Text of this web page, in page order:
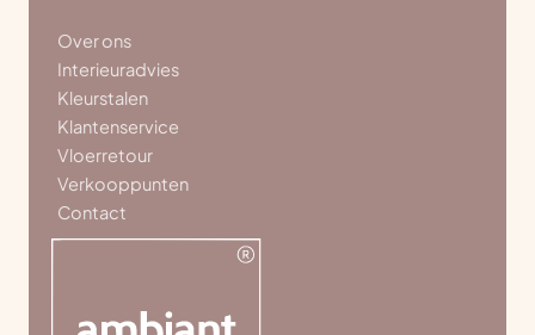
Over ons
Interieuradvies
Kleurstalen
Klantenservice
Vloerretour
Verkooppunten
Contact